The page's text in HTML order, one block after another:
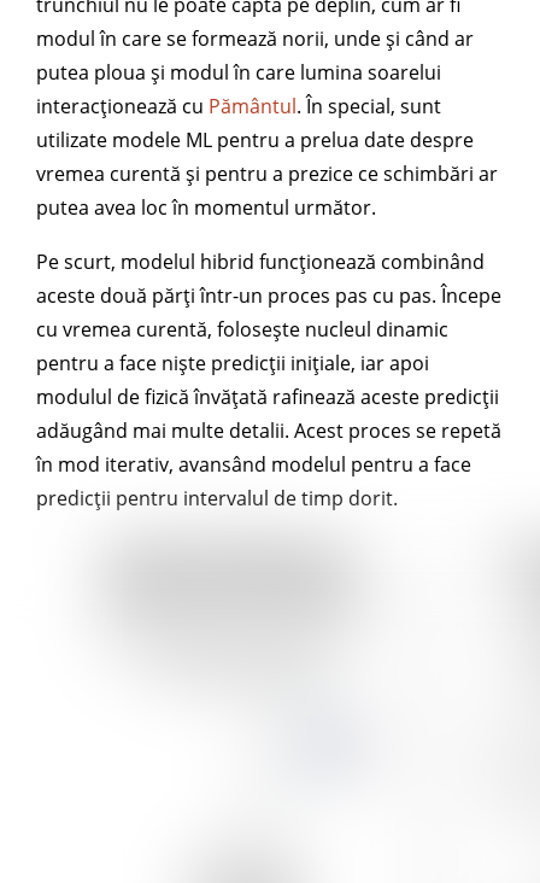
modul în care se formează norii, unde și când ar
putea ploua și modul în care lumina soarelui
interacționează cu Pământul. În special, sunt
utilizate modele ML pentru a prelua date despre
vremea curentă și pentru a prezice ce schimbări ar
putea avea loc în momentul următor.
Pe scurt, modelul hibrid funcționează combinând
aceste două părți într-un proces pas cu pas. Începe
cu vremea curentă, folosește nucleul dinamic
pentru a face niște predicții inițiale, iar apoi
modulul de fizică învățată rafinează aceste predicții
adăugând mai multe detalii. Acest proces se repetă
în mod iterativ, avansând modelul pentru a face
predicții pentru intervalul de timp dorit.